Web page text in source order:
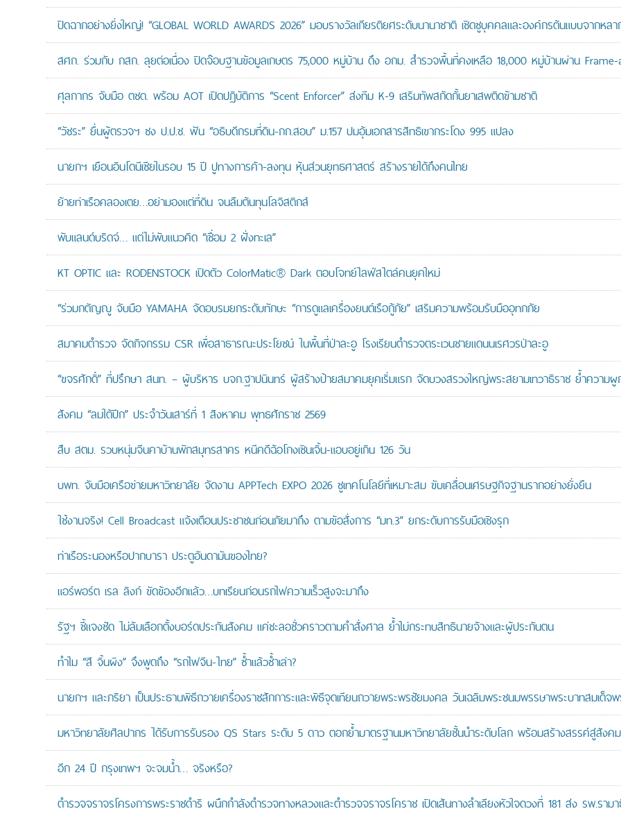
ปิดฉากอย่างยิ่งใหญ่! “GLOBAL WORLD AWARDS 2026” มอบรางวัลเกียรติยศระดับนานาชาติ เชิดชูบุคคลและองค์กรต้นแบบจากหล
สศก. ร่วมกับ กสก. ลุยต่อเนื่อง ปิดจ๊อบฐานข้อมูลเกษตร 75,000 หมู่บ้าน ดึง อกม. สำรวจพื้นที่คงเหลือ 18,000 หมู่บ้านผ่าน
ศุลกากร จับมือ ตชด. พร้อม AOT เปิดปฏิบัติการ “Scent Enforcer” ส่งทีม K-9 เสริมทัพสกัดกั้นยาเสพติดข้ามชาติ
“วัชระ” ยื่นผู้ตรวจฯ ชง ป.ป.ช. ฟัน “อธิบดีกรมที่ดิน-กก.สอบ” ม.157 ปมอุ้มเอกสารสิทธิเขากระโดง 995 แปลง
นายกฯ เยือนอินโดนีเซียในรอบ 15 ปี ปูทางการค้า-ลงทุน หุ้นส่วนยุทธศาสตร์ สร้างรายได้ถึงคนไทย
ย้ายท่าเรือคลองเตย…อย่ามองแต่ที่ดิน จนลืมต้นทุนโลจิสติกส์
พับแลนด์บริดจ์… แต่ไม่พับแนวคิด “เชื่อม 2 ฝั่งทะเล”
KT OPTIC และ RODENSTOCK เปิดตัว ColorMatic® Dark ตอบโจทย์ไลฟ์สไตล์คนยุคใหม่
“ร่วมกตัญญู จับมือ YAMAHA จัดอบรมยกระดับทักษะ “การดูแลเครื่องยนต์เรือกู้ภัย” เสริมความพร้อมรับมืออุทกภัย
สมาคมตำรวจ จัดกิจกรรม CSR เพื่อสาธารณะประโยชน์ ในพื้นที่ป่าละอู โรงเรียนตำรวจตระเวนชายแดนนเรศวรป่าละอู
“ขจรศักดิ์” ที่ปรึกษา สนท. – ผู้บริหาร บจก.ฐาปนินทร์ ผู้สร้างป้ายสมาคมยุคเริ่มแรก จัดบวงสรวงใหญ่พระสยามเทวาธิราช ย้ำความ
สังคม “ลมใต้ปีก” ประจำวันเสาร์ที่ 1 สิงหาคม พุทธศักราช 2569
สืบ สตม. รวบหนุ่มจีนคาบ้านพักสมุทรสาคร หนีคดีฉ้อโกงเซินเจิ้น-แอบอยู่เกิน 126 วัน
บพท. จับมือเครือข่ายมหาวิทยาลัย จัดงาน APPTech EXPO 2026 ชูเทคโนโลยีที่เหมาะสม ขับเคลื่อนเศรษฐกิจฐานรากอย่างยั่งยืน
ใช้งานจริง! Cell Broadcast แจ้งเตือนประชาชนก่อนภัยมาถึง ตามข้อสั่งการ “มท.3” ยกระดับการรับมือเชิงรุก
ท่าเรือระนองหรือปากบารา ประตูอันดามันของไทย?
แอร์พอร์ต เรล ลิงก์ ขัดข้องอีกแล้ว…บทเรียนก่อนรถไฟความเร็วสูงจะมาถึง
รัฐฯ ชี้แจงชัด ไม่ล้มเลือกตั้งบอร์ดประกันสังคม แค่ชะลอชั่วคราวตามคำสั่งศาล ย้ำไม่กระทบสิทธินายจ้างและผู้ประกันตน
ทำไม “สี จิ้นผิง” จึงพูดถึง “รถไฟจีน-ไทย” ซ้ำแล้วซ้ำเล่า?
นายกฯ และภริยา เป็นประธานพิธีถวายเครื่องราชสักการะและพิธีจุดเทียนถวายพระพรชัยมงคล วันเฉลิมพระชนมพรรษาพระบาทสมเด็จพ
มหาวิทยาลัยศิลปากร ได้รับการรับรอง QS Stars ระดับ 5 ดาว ตอกย้ำมาตรฐานมหาวิทยาลัยชั้นนำระดับโลก พร้อมสร้างสรรค์สู่สังค
อีก 24 ปี กรุงเทพฯ จะจมน้ำ… จริงหรือ?
ตำรวจจราจรโครงการพระราชดำริ ผนึกกำลังตำรวจทางหลวงและตำรวจจราจรโคราช เปิดเส้นทางลำเลียงหัวใจดวงที่ 181 ส่ง รพ.ราม